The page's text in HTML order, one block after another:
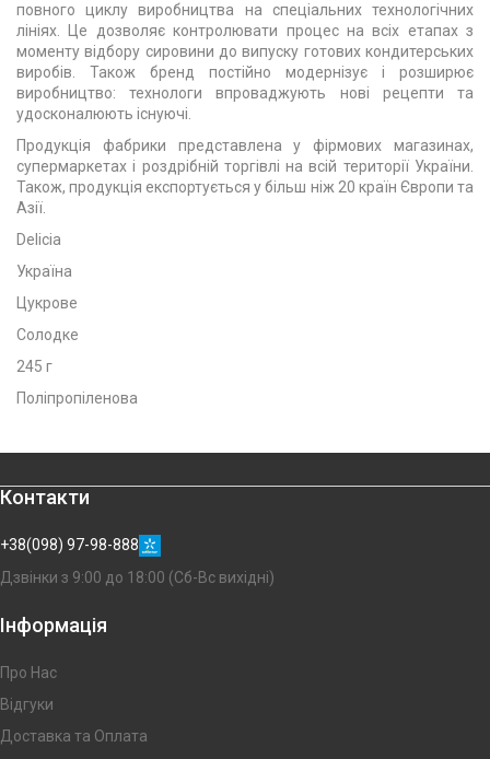
повного циклу виробництва на спеціальних технологічних
лініях. Це дозволяє контролювати процес на всіх етапах з
моменту відбору сировини до випуску готових кондитерських
виробів. Також бренд постійно модернізує і розширює
виробництво: технологи впроваджують нові рецепти та
удосконалюють існуючі.
Продукція фабрики представлена у фірмових магазинах,
супермаркетах і роздрібній торгівлі на всій території України.
Також, продукція експортується у більш ніж 20 країн Європи та
Азії.
Delicia
Україна
Цукрове
Солодке
245 г
Поліпропіленова
Контакти
+38(098) 97-98-888
Дзвінки з 9:00 до 18:00 (Сб-Вс вихідні)
Інформація
Про Нас
Відгуки
Доставка та Оплата